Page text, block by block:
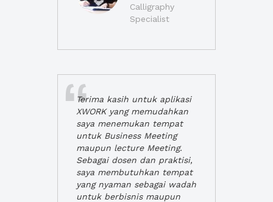
Calligraphy
Specialist
Terima kasih untuk aplikasi
XWORK yang memudahkan
saya menemukan tempat
untuk Business Meeting
maupun lecture Meeting.
Sebagai dosen dan praktisi,
saya membutuhkan tempat
yang nyaman sebagai wadah
untuk berbisnis maupun